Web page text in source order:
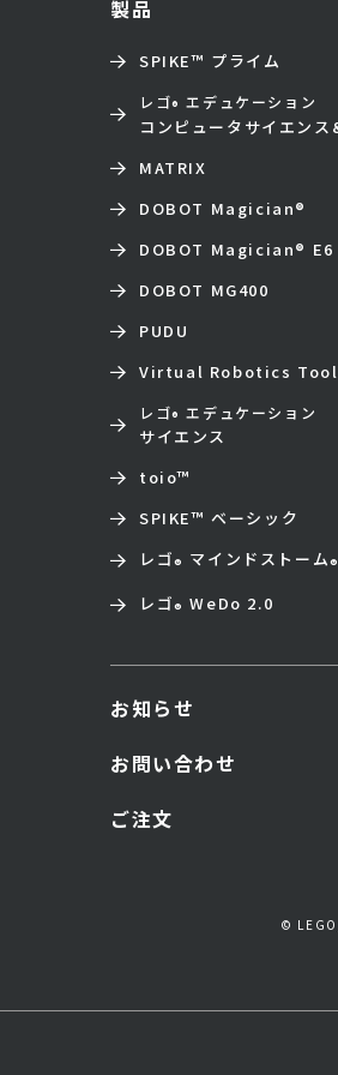
製品
SPIKE™ プライム
レゴ® エデュケーション
コンピュータサイエンス
MATRIX
DOBOT Magician®
DOBOT Magician® E6
DOBOT MG400
PUDU
Virtual Robotics
レゴ® エデュケーション
サイエンス
toio™
SPIKE™ ベーシック
レゴ® マインドストーム®
レゴ® WeDo 2.0
お知らせ
お問い合わせ
ご注文
©